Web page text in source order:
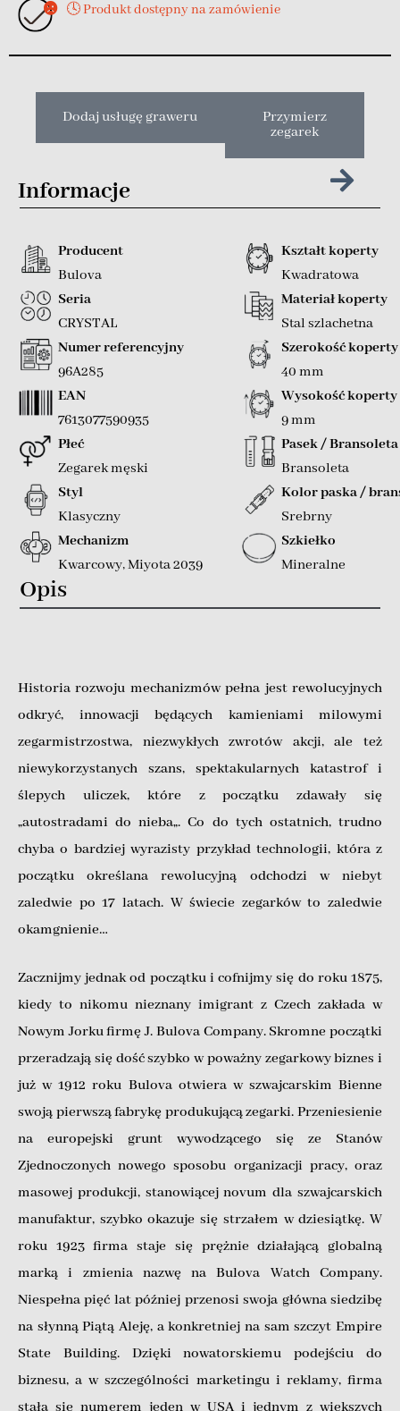
🕓 Produkt dostępny na zamówienie
Dodaj usługę graweru
Przymierz
zegarek
Informacje
Producent
Bulova
Seria
CRYSTAL
Numer referencyjny
96A285
EAN
7613077590935
Płeć
Zegarek męski
Styl
Klasyczny
Mechanizm
Kwarcowy,Miyota 2039
Kształt koperty
Kwadratowa
Materiał koperty
Stal szlachetna
Szerokość koperty
40 mm
Wysokość koperty
9 mm
Pasek / Bransoleta
Bransoleta
Kolor paska /
Srebrny
Szkiełko
Mineralne
Opis
Historia rozwoju mechanizmów pełna jest rewolucyjnych
odkryć, innowacji będących kamieniami milowymi
zegarmistrzostwa, niezwykłych zwrotów akcji, ale też
niewykorzystanych szans, spektakularnych katastrof i
ślepych uliczek, które z początku zdawały się
„autostradami do nieba„. Co do tych ostatnich, trudno
chyba o bardziej wyrazisty przykład technologii, która z
początku określana rewolucyjną odchodzi w niebyt
zaledwie po 17 latach. W świecie zegarków to zaledwie
okamgnienie…
Zacznijmy jednak od początku i cofnijmy się do roku 1875,
kiedy to nikomu nieznany imigrant z Czech zakłada w
Nowym Jorku firmę J. Bulova Company. Skromne początki
przeradzają się dość szybko w poważny zegarkowy biznes i
już w 1912 roku Bulova otwiera w szwajcarskim Bienne
swoją pierwszą fabrykę produkującą zegarki. Przeniesienie
na europejski grunt wywodzącego się ze Stanów
Zjednoczonych nowego sposobu organizacji pracy, oraz
masowej produkcji, stanowiącej novum dla szwajcarskich
manufaktur, szybko okazuje się strzałem w dziesiątkę. W
roku 1923 firma staje się prężnie działającą globalną
marką i zmienia nazwę na Bulova Watch Company.
Niespełna pięć lat później przenosi swoja główna siedzibę
na słynną Piątą Aleję, a konkretniej na sam szczyt Empire
State Building. Dzięki nowatorskiemu podejściu do
biznesu, a w szczególności marketingu i reklamy, firma